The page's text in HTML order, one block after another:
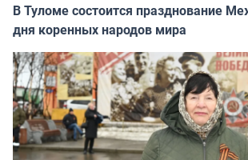
В Туломе состоится празднование
дня коренных народов мира